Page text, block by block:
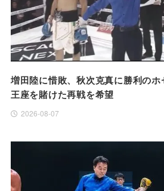
増田陸に惜敗、秋次克真に勝利の
王座を賭けた再戦を希望
2026-08-07